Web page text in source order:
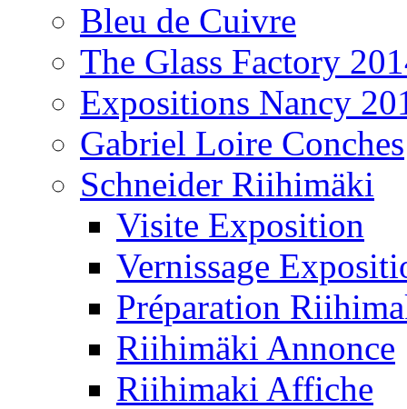
Bleu de Cuivre
The Glass Factory
Expositions Nancy
Gabriel Loire Conches
Schneider Riihimäki
Visite Exposition
Vernissage
Préparation
Riihimäki Annonce
Riihimaki Affiche